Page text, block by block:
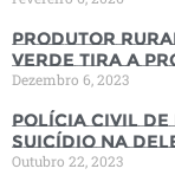
Produtor rural
Verde tira a
Dezembro 6, 2023
Polícia Civil
suicídio na
Outubro 22, 2023